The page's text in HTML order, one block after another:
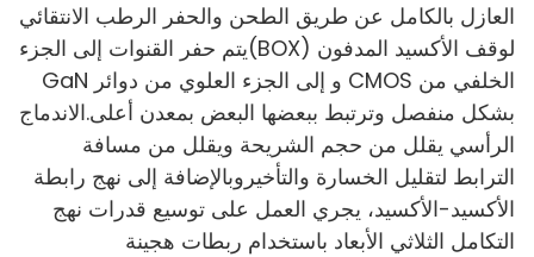
العازل بالكامل عن طريق الطحن والحفر الرطب الانتقائي
لوقف الأكسيد المدفون (BOX)يتم حفر القنوات إلى الجزء
الخلفي من CMOS و إلى الجزء العلوي من دوائر GaN
بشكل منفصل وترتبط ببعضها البعض بمعدن أعلى.الاندماج
الرأسي يقلل من حجم الشريحة ويقلل من مسافة
الترابط لتقليل الخسارة والتأخيروبالإضافة إلى نهج رابطة
الأكسيد-الأكسيد، يجري العمل على توسيع قدرات نهج
التكامل الثلاثي الأبعاد باستخدام ربطات هجينة